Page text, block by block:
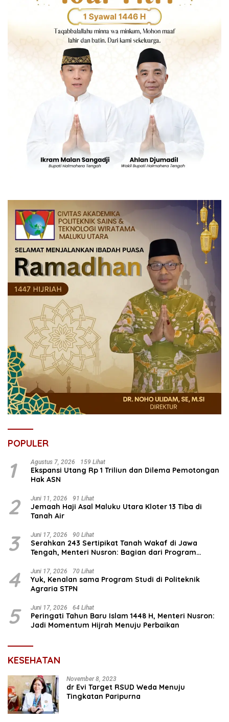
POPULER
1 Agustus 7, 2026 159 Lihat
Ekspansi Utang Rp 1 Triliun dan Dilema Pemotongan
Hak ASN
2 Juni 11, 2026 91 Lihat
Jemaah Haji Asal Maluku Utara Kloter 13 Tiba di
Tanah Air
3 Juni 17, 2026 90 Lihat
Serahkan 243 Sertipikat Tanah Wakaf di Jawa
Tengah, Menteri Nusron: Bagian dari Program
Umat
4 Juni 17, 2026 70 Lihat
Yuk, Kenalan sama Program Studi di Politeknik
Agraria STPN
5 Juni 17, 2026 64 Lihat
Peringati Tahun Baru Islam 1448 H, Menteri Nusron:
Jadi Momentum Hijrah Menuju Perbaikan
KESEHATAN
November 8, 2023
dr Evi Target RSUD Weda Menuju
Tingkatan Paripurna